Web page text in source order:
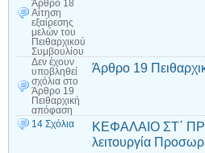
Άρθρο 18
Αίτηση
εξαίρεσης
μελών του
Πειθαρχικού
Συμβουλίου
Δεν έχουν
υποβληθεί
σχόλια στο
Άρθρο 19
Πειθαρχική
απόφαση
Άρθρο 19
14 Σχόλια
ΚΕΦΑΛΑΙΟ ΣΤ΄
λειτουργία